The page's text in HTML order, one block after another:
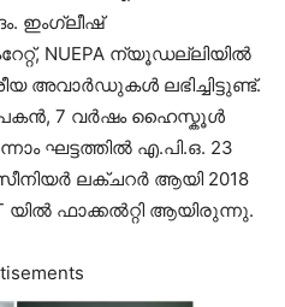
ഇംഗ്ലീഷ്
NUEPA ന്യൂഡല്ലിയിൽ
അവാർഡുകൾ ലഭിച്ചിട്ടുണ്ട്.
7 വർഷം ഹൈസ്കൂൾ
ഘട്ടത്തിൽ എ.പി.ഒ. 23
ലക്ചറർ ആയി 2018
യിൽ ഫാക്കൽറ്റി ആയിരുന്നു.